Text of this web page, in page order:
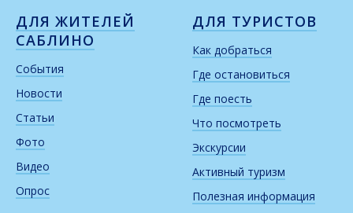
ДЛЯ ЖИТЕЛЕЙ
САБЛИНО
События
Новости
Статьи
Фото
Видео
Опрос
ДЛЯ ТУРИСТОВ
Как добраться
Где остановиться
Где поесть
Что посмотреть
Экскурсии
Активный туризм
Полезная информация